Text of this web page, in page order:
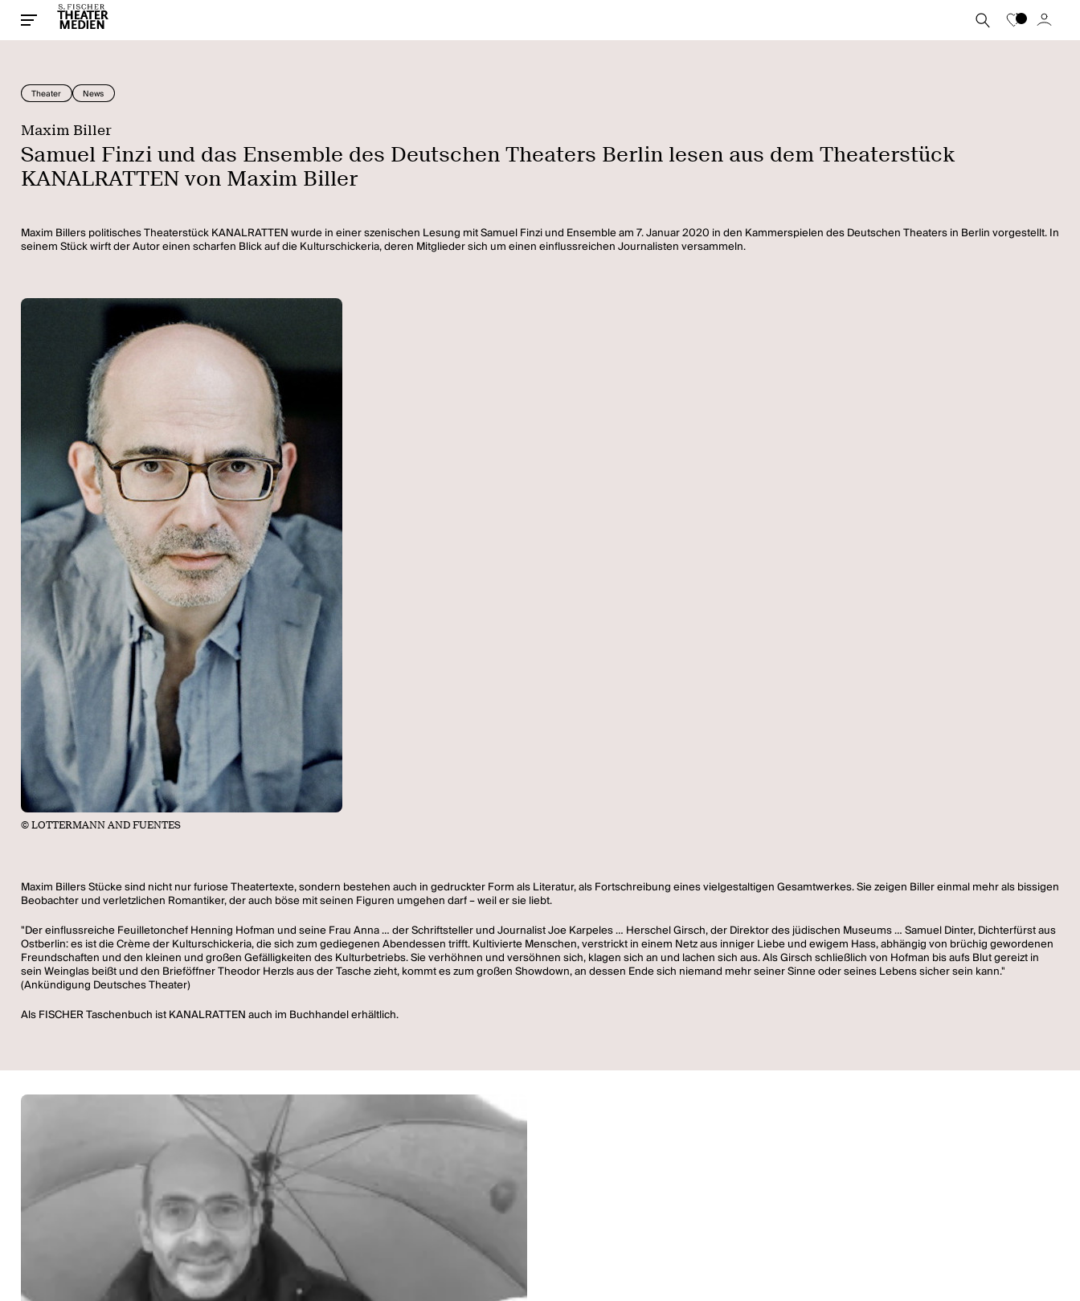
Theater News
Maxim Biller
Samuel Finzi und das Ensemble des Deutschen Theaters Berlin lesen aus dem Theaterstück
KANALRATTEN von Maxim Biller
Maxim Billers politisches Theaterstück KANALRATTEN wurde in einer szenischen Lesung mit Samuel Finzi und Ensemble am 7. Januar 2020 in den Kammerspielen des Deutschen Theaters in Berlin vorgestellt. In
seinem Stück wirft der Autor einen scharfen Blick auf die Kulturschickeria, deren Mitglieder sich um einen einflussreichen Journalisten versammeln.
© LOTTERMANN AND FUENTES
Maxim Billers Stücke sind nicht nur furiose Theatertexte, sondern bestehen auch in gedruckter Form als Literatur, als Fortschreibung eines vielgestaltigen Gesamtwerkes. Sie zeigen Biller einmal mehr als bissigen
Beobachter und verletzlichen Romantiker, der auch böse mit seinen Figuren umgehen darf – weil er sie liebt.
"Der einflussreiche Feuilletonchef Henning Hofman und seine Frau Anna … der Schriftsteller und Journalist Joe Karpeles … Herschel Girsch, der Direktor des jüdischen Museums … Samuel Dinter, Dichterfürst aus
Ostberlin: es ist die Crème der Kulturschickeria, die sich zum gediegenen Abendessen trifft. Kultivierte Menschen, verstrickt in einem Netz aus inniger Liebe und ewigem Hass, abhängig von brüchig gewordenen
Freundschaften und den kleinen und großen Gefälligkeiten des Kulturbetriebs. Sie verhöhnen und versöhnen sich, klagen sich an und lachen sich aus. Als Girsch schließlich von Hofman bis aufs Blut gereizt in
sein Weinglas beißt und den Brieföffner Theodor Herzls aus der Tasche zieht, kommt es zum großen Showdown, an dessen Ende sich niemand mehr seiner Sinne oder seines Lebens sicher sein kann."
(Ankündigung Deutsches Theater)
Als FISCHER Taschenbuch ist KANALRATTEN auch im Buchhandel erhältlich.